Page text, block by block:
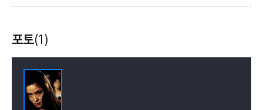
깊고 푸른 밤
포토(1)